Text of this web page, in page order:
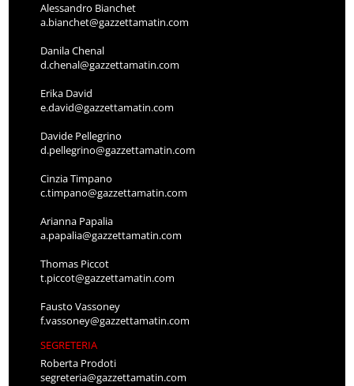
Alessandro Bianchet
a.bianchet@gazzettamatin.com
Danila Chenal
d.chenal@gazzettamatin.com
Erika David
e.david@gazzettamatin.com
Davide Pellegrino
d.pellegrino@gazzettamatin.com
Cinzia Timpano
c.timpano@gazzettamatin.com
Arianna Papalia
a.papalia@gazzettamatin.com
Thomas Piccot
t.piccot@gazzettamatin.com
Fausto Vassoney
f.vassoney@gazzettamatin.com
SEGRETERIA
Roberta Prodoti
segreteria@gazzettamatin.com